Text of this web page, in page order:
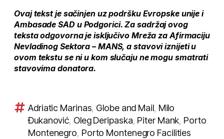
Ovaj tekst je sačinjen uz podršku Evropske unije i
Ambasade SAD u Podgorici. Za sadržaj ovog
teksta odgovorna je isključivo Mreža za Afirmaciju
Nevladinog Sektora – MANS, a stavovi iznijeti u
ovom tekstu se ni u kom slučaju ne mogu smatrati
stavovima donatora.
Adriatic Marinas, Globe and Mail, Milo
Đukanović, Oleg Deripaska, Piter Mank, Porto
Montenegro, Porto Montenegro Facilities